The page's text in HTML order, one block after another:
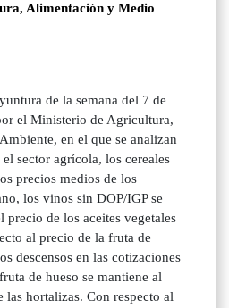
Alimentación y Medio
de la semana del 7 de
el Ministerio de Agricultura,
en el que se analizan
sector agrícola, los cereales
precios medios de los
los vinos sin DOP/IGP se
precio de los aceites vegetales
al precio de la fruta de
descensos en las cotizaciones
de hueso se mantiene al
las hortalizas. Con respecto al